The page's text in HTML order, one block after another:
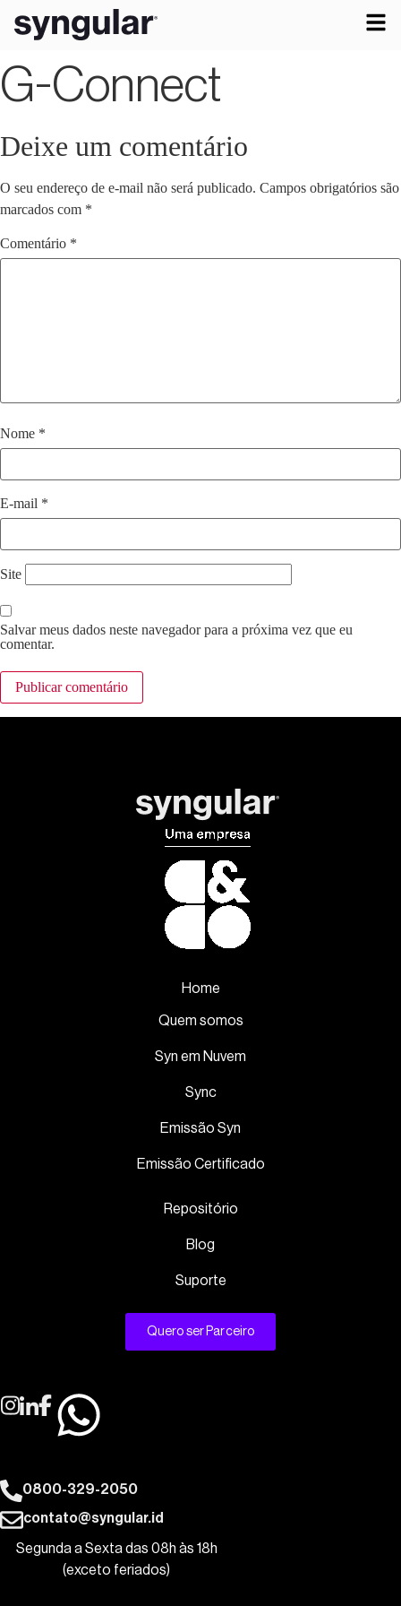
G-Connect
Deixe um comentário
O seu endereço de e-mail não será publicado. Campos obrigatórios são
marcados com *
Comentário *
Nome *
E-mail *
Site
Salvar meus dados neste navegador para a próxima vez que eu
comentar.
Home
Quem somos
Syn em Nuvem
Sync
Emissão Syn
Emissão Certificado
Repositório
Blog
Suporte
Quero ser Parceiro
0800-329-2050
contato@syngular.id
Segunda a Sexta das 08h às 18h
(exceto feriados)